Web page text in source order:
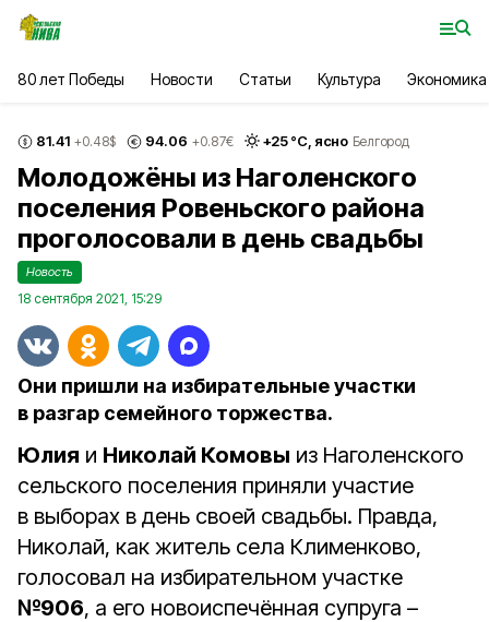
80 лет Победы Новости Статьи Культура Экономика
81.41 +0.48$ 94.06 +0.87€ +25°С, ясно Белгород
Молодожёны из Наголенского
поселения Ровеньского района
проголосовали в день свадьбы
Новость
18 сентября 2021, 15:29
Они пришли на избирательные участки
в разгар семейного торжества.
Юлия и Николай Комовы из Наголенского
сельского поселения приняли участие
в выборах в день своей свадьбы. Правда,
Николай, как житель села Клименково,
голосовал на избирательном участке
№906, а его новоиспечённая супруга –